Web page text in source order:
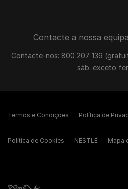
Contacte a nossa
Contacte-nos: 800 207 139
sáb. exceto
Termos e Condições Política de
Política de Cookies NESTLÉ Mapa